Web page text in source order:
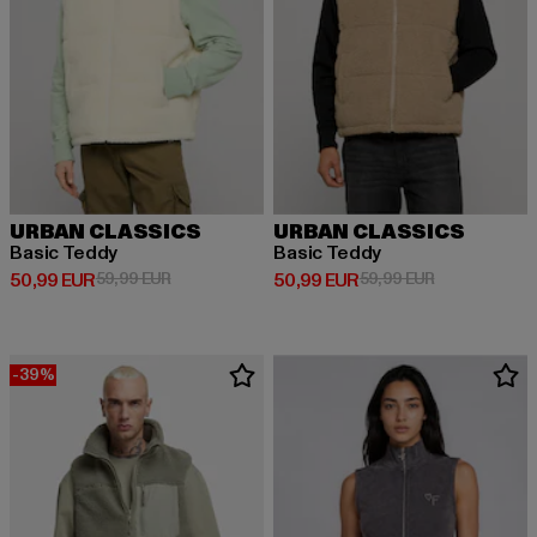
URBAN CLASSICS
Basic Teddy
50,99 EUR
Derzeitiger Preis: 50,99 EUR
59,99 EURAktionspreis: 59,99 EUR
URBAN CLASSICS
Basic Teddy
50,99 EUR
Derzeitiger Preis: 50,99 EUR
59,99 EURAktionspreis:
-39%